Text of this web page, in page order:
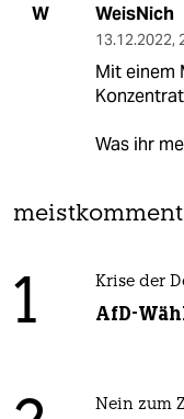
W WeisNich
13.12.2022,
Mit einem
Was ihr
1 Krise der
AfD-
Nein zum